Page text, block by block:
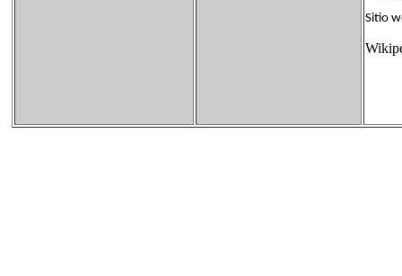
Sitio